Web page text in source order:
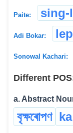
Paite: sing-
Adi Bokar:
Sonowal Kachari:
Different
a. Abstract
বৃক্ষৰোপণ